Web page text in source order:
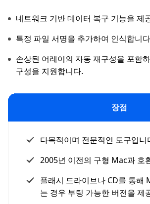
네트워크 기반 데이터 복구 기능을 제
특정 파일 서명을 추가하여 인식합니
손상된 어레이의 자동 재구성을 포함
구성을 지원합니다.
장점
다목적이며 전문적인 도구입니
2005년 이전의 구형 Mac과 호
플래시 드라이브나 CD를 통해
는 경우 부팅 가능한 버전을 제